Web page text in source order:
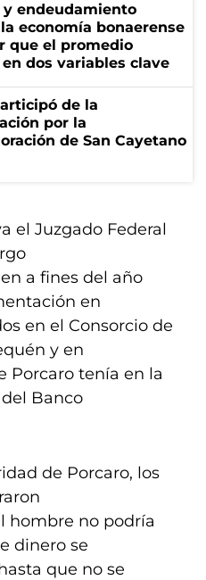
y endeudamiento
economía bonaerense
que el promedio
dos variables clave
de la
por la
de San Cayetano
el Juzgado Federal
a fines del año
en
en el Consorcio de
y en
Porcaro tenía en la
Banco
de Porcaro, los
hombre no podría
dinero se
que no se